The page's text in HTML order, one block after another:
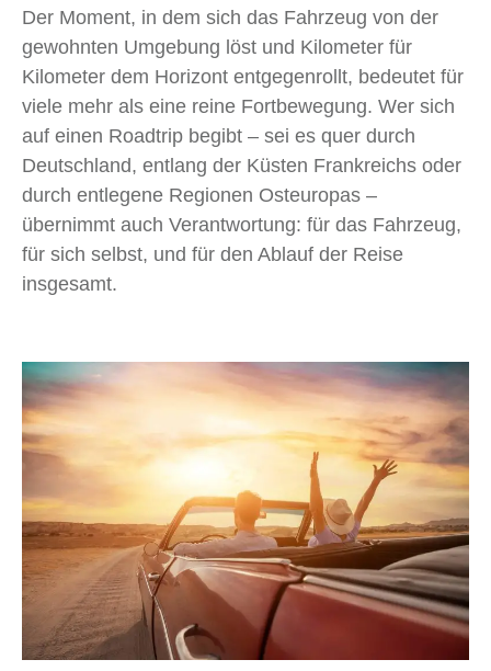
Der Moment, in dem sich das Fahrzeug von der
gewohnten Umgebung löst und Kilometer für
Kilometer dem Horizont entgegenrollt, bedeutet für
viele mehr als eine reine Fortbewegung. Wer sich
auf einen Roadtrip begibt – sei es quer durch
Deutschland, entlang der Küsten Frankreichs oder
durch entlegene Regionen Osteuropas –
übernimmt auch Verantwortung: für das Fahrzeug,
für sich selbst, und für den Ablauf der Reise
insgesamt.